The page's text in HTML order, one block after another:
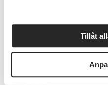
Tillåt
gemytlig stämning.